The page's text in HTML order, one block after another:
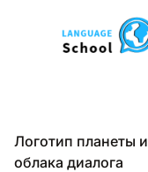
Логотип планеты и
облака диалога